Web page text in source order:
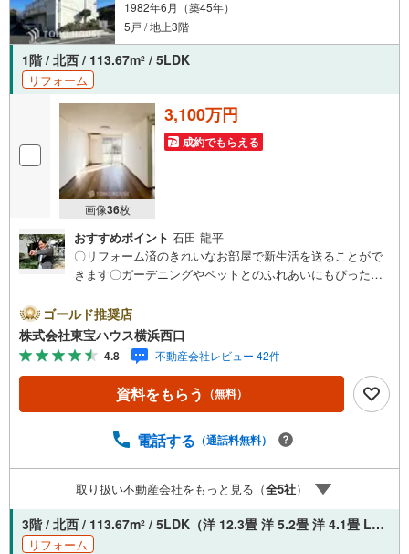
1982年6月（築45年）
5戸 / 地上3階
1階 / 北西 / 113.67m2 / 5LDK
リフォーム
画像36枚
3,100万円
成約でもらえる
おすすめポイント 石田 龍平
〇リフォーム済のきれいなお部屋で新生活を送ることがで
きます〇ガーデニングやペットとのふれあいにもぴったり
せるお部屋（細則有り）ーーーーYahoo！ 不動産キャンペ
ーン対象店舗ーーーー当店で物件を成約するとPayPayボー
ナスライトがもらえる「Yahoo！ 不動産 物件ご成約キャン
ペーン」の対象になります。「資料をもらう」「見学予約
をする」ボタンからお問い合わせください。※必ずYahoo！
JAPAN IDでログインしてください。※PayPayボーナスラ
日です。ーーーーーーーーーーーーーーーーーーーーーー
利）※上記金利は 2026年8月時点 のものであり、実際の適
用金利は融資実行時のものとなります。金利情勢により表
記の返済額と異なる場合があります。ーーーーーーーーー
ーーーーーーーーーーーーーーーー
ゴールド推奨店
株式会社東宝ハウス横浜西口
4.8 不動産会社レビュー 42件
資料をもらう （無料）
電話する （通話料無料）
取り扱い不動産会社をもっと見る（全5社）
3階 / 北西 / 113.67m2 / 5LDK（洋 12.3畳 洋 5.2畳 洋 4.1畳 LDK 11.8畳 洋 6.8畳）
リフォーム